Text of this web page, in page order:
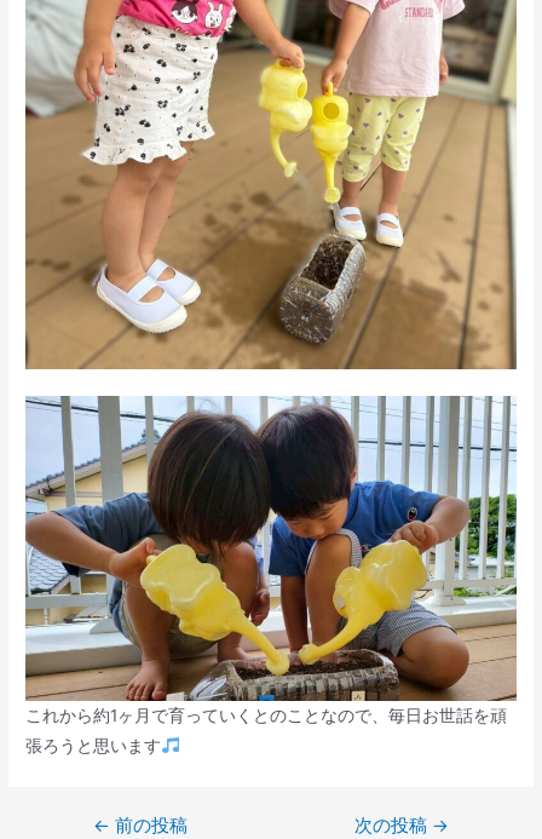
これから約1ヶ月で育っていくとのことなので、毎日お世話を頑
張ろうと思います
← 前の投稿 次の投稿 →